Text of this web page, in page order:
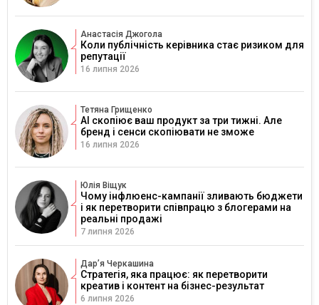
Анастасія Джогола
Коли публічність керівника стає ризиком для
репутації
16 липня 2026
Тетяна Грищенко
AI скопіює ваш продукт за три тижні. Але
бренд і сенси скопіювати не зможе
16 липня 2026
Юлія Віщук
Чому інфлюенс-кампанії зливають бюджети
і як перетворити співпрацю з блогерами на
реальні продажі
7 липня 2026
Дарʼя Черкашина
Стратегія, яка працює: як перетворити
креатив і контент на бізнес-результат
6 липня 2026